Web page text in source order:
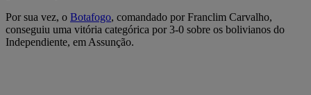
Por sua vez, o Botafogo, comandado por Franclim Carvalho,
conseguiu uma vitória categórica por 3-0 sobre os bolivianos do
Independiente, em Assunção.